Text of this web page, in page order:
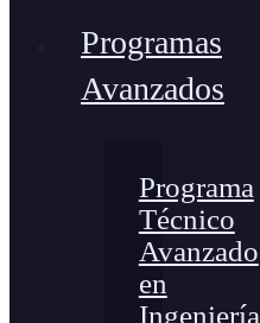
Programas
Avanzados
Programa
Técnico
Avanzado
en
Ingeniería